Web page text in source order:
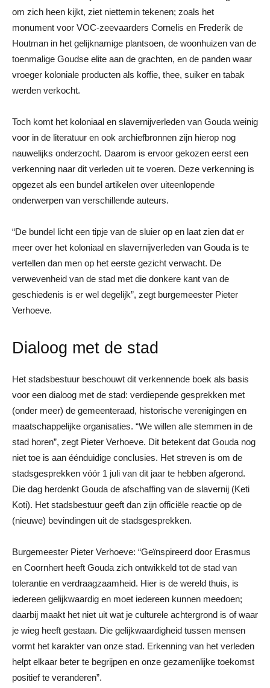
om zich heen kijkt, ziet niettemin tekenen; zoals het
monument voor VOC-zeevaarders Cornelis en Frederik de
Houtman in het gelijknamige plantsoen, de woonhuizen van de
toenmalige Goudse elite aan de grachten, en de panden waar
vroeger koloniale producten als koffie, thee, suiker en tabak
werden verkocht.
Toch komt het koloniaal en slavernijverleden van Gouda weinig
voor in de literatuur en ook archiefbronnen zijn hierop nog
nauwelijks onderzocht. Daarom is ervoor gekozen eerst een
verkenning naar dit verleden uit te voeren. Deze verkenning is
opgezet als een bundel artikelen over uiteenlopende
onderwerpen van verschillende auteurs.
“De bundel licht een tipje van de sluier op en laat zien dat er
meer over het koloniaal en slavernijverleden van Gouda is te
vertellen dan men op het eerste gezicht verwacht. De
verwevenheid van de stad met die donkere kant van de
geschiedenis is er wel degelijk”, zegt burgemeester Pieter
Verhoeve.
Dialoog met de stad
Het stadsbestuur beschouwt dit verkennende boek als basis
voor een dialoog met de stad: verdiepende gesprekken met
(onder meer) de gemeenteraad, historische verenigingen en
maatschappelijke organisaties. “We willen alle stemmen in de
stad horen”, zegt Pieter Verhoeve. Dit betekent dat Gouda nog
niet toe is aan éénduidige conclusies. Het streven is om de
stadsgesprekken vóór 1 juli van dit jaar te hebben afgerond.
Die dag herdenkt Gouda de afschaffing van de slavernij (Keti
Koti). Het stadsbestuur geeft dan zijn officiële reactie op de
(nieuwe) bevindingen uit de stadsgesprekken.
Burgemeester Pieter Verhoeve: “Geïnspireerd door Erasmus
en Coornhert heeft Gouda zich ontwikkeld tot de stad van
tolerantie en verdraagzaamheid. Hier is de wereld thuis, is
iedereen gelijkwaardig en moet iedereen kunnen meedoen;
daarbij maakt het niet uit wat je culturele achtergrond is of waar
je wieg heeft gestaan. Die gelijkwaardigheid tussen mensen
vormt het karakter van onze stad. Erkenning van het verleden
helpt elkaar beter te begrijpen en onze gezamenlijke toekomst
positief te veranderen”.